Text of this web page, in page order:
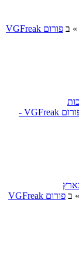
» ב
פורום VGFreak
פורום VGFreak -
» ב
פורום VGFreak